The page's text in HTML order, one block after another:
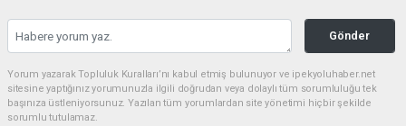
Gönder
Yorum yazarak Topluluk Kuralları’nı kabul etmiş bulunuyor ve ipekyoluhaber.net
sitesine yaptığınız yorumunuzla ilgili doğrudan veya dolaylı tüm sorumluluğu tek
başınıza üstleniyorsunuz. Yazılan tüm yorumlardan site yönetimi hiçbir şekilde
sorumlu tutulamaz.